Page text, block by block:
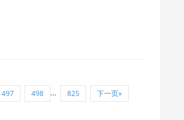
497 498 ... 825 下一页»